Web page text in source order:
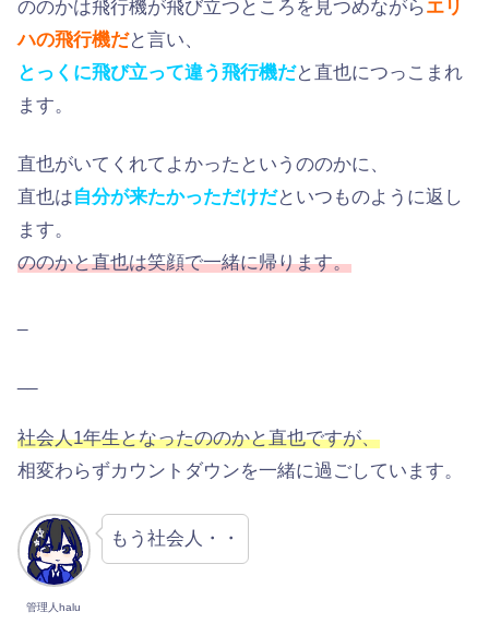
ののかは飛行機が飛び立つところを見つめながらエリ
ハの飛行機だと言い、
とっくに飛び立って違う飛行機だと直也につっこまれ
ます。
直也がいてくれてよかったというののかに、
直也は自分が来たかっただけだといつものように返し
ます。
ののかと直也は笑顔で一緒に帰ります。
社会人1年生となったののかと直也ですが、
相変わらずカウントダウンを一緒に過ごしています。
管理人halu
もう社会人・・